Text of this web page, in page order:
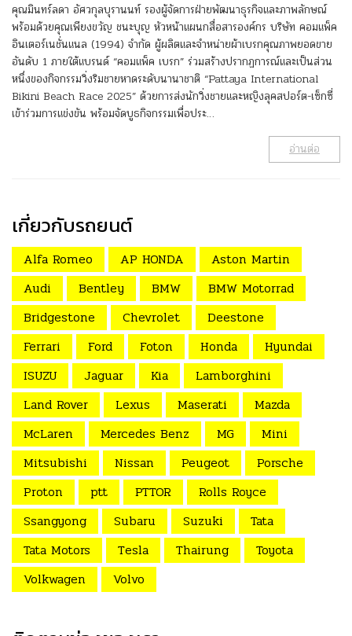
คุณมินทร์ลดา อัศวกุลบุรานนท์ รองผู้จัดการฝ่ายพัฒนาธุรกิจและภาพลักษณ์
พร้อมด้วยคุณเพียงขวัญ ชนะบุญ หัวหน้าแผนกสื่อสารองค์กร บริษัท คอมแพ็ค
อินเตอร์เนชั่นแนล (1994) จำกัด ผู้ผลิตและจำหน่ายผ้าเบรกคุณภาพยอดขาย
อันดับ 1 ภายใต้แบรนด์ “คอมแพ็ค เบรก” ร่วมสร้างปรากฏการณ์และเป็นส่วน
หนึ่งของกิจกรรมวิ่งริมชายหาดระดับนานาชาติ “Pattaya International
Bikini Beach Race 2025” ด้วยการส่งนักวิ่งชายและหญิงลุคสปอร์ต-เซ็กซี่
เข้าร่วมการแข่งขัน พร้อมจัดบูธกิจกรรมเพื่อประ…
อ่านต่อ
เกี่ยวกับรถยนต์
Alfa Romeo AP HONDA
Aston Martin
Audi
Bentley BMW
BMW Motorrad
Bridgestone
Chevrolet
Deestone
Ferrari
Ford Foton Honda
Hyundai
ISUZU
Jaguar Kia
Lamborghini
Land Rover
Lexus Maserati
Mazda
McLaren
Mercedes Benz MG
Mini
Mitsubishi
Nissan Peugeot
Porsche
Proton
ptt PTTOR
Rolls Royce
Ssangyong
Subaru Suzuki
Tata
Tata Motors
Tesla Thairung
Toyota
Volkwagen
Volvo